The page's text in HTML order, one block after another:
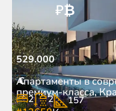
529.000
€
₽₿
Апартаменты в
премиум-класса,
2 2 157